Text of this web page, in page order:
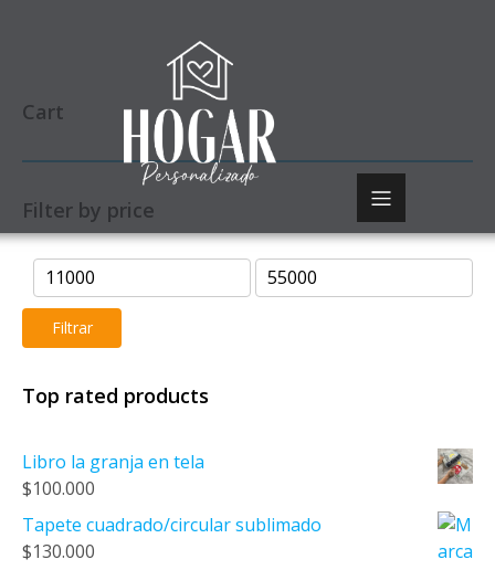
Cart
Filter by price
Precio
mínimo
Precio
Filtrar
Top rated products
Libro la granja en tela
$100.000
Tapete cuadrado/circular sublimado
$130.000